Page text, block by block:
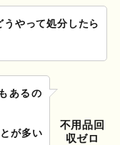
やって処分したら
不用品回
収ゼロ
あるの
が多い